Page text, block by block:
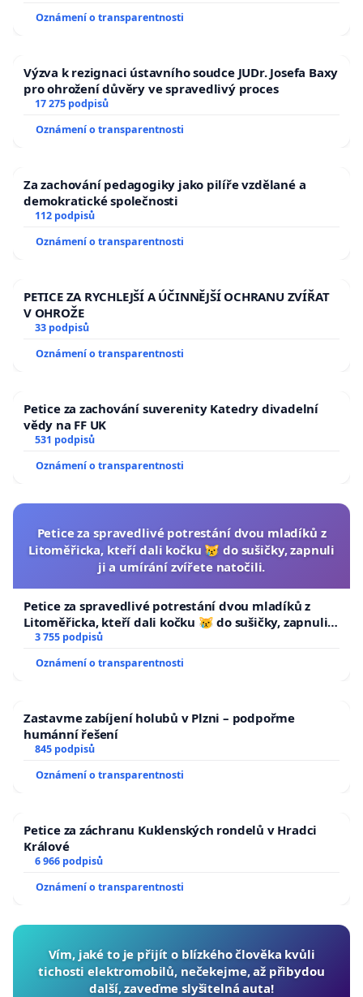
Oznámení o transparentnosti
Výzva k rezignaci ústavního soudce JUDr. Josefa Baxy
pro ohrožení důvěry ve spravedlivý proces
17 275 podpisů
Oznámení o transparentnosti
Za zachování pedagogiky jako pilíře vzdělané a
demokratické společnosti
112 podpisů
Oznámení o transparentnosti
PETICE ZA RYCHLEJŠÍ A ÚČINNĚJŠÍ OCHRANU ZVÍŘAT
V OHROŽE
33 podpisů
Oznámení o transparentnosti
Petice za zachování suverenity Katedry divadelní
vědy na FF UK
531 podpisů
Oznámení o transparentnosti
Petice za spravedlivé potrestání dvou mladíků z
Litoměřicka, kteří dali kočku 😿 do sušičky, zapnuli
ji a umírání zvířete natočili.
Petice za spravedlivé potrestání dvou mladíků z
Litoměřicka, kteří dali kočku 😿 do sušičky, zapnuli ji
a umírání zvířete natočili.
3 755 podpisů
Oznámení o transparentnosti
Zastavme zabíjení holubů v Plzni – podpořme
humánní řešení
845 podpisů
Oznámení o transparentnosti
Petice za záchranu Kuklenských rondelů v Hradci
Králové
6 966 podpisů
Oznámení o transparentnosti
Vím, jaké to je přijít o blízkého člověka kvůli
tichosti elektromobilů, nečekejme, až přibydou
další, zaveďme slyšitelná auta!